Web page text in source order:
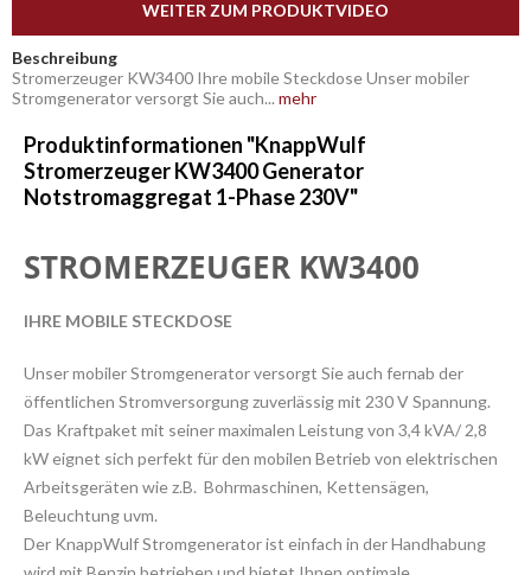
WEITER ZUM PRODUKTVIDEO
Beschreibung
Stromerzeuger KW3400 Ihre mobile Steckdose Unser mobiler
Stromgenerator versorgt Sie auch... mehr
Produktinformationen "KnappWulf
Stromerzeuger KW3400 Generator
Notstromaggregat 1-Phase 230V"
STROMERZEUGER KW3400
IHRE MOBILE STECKDOSE
Unser mobiler Stromgenerator versorgt Sie auch fernab der
öffentlichen Stromversorgung zuverlässig mit 230 V Spannung.
Das Kraftpaket mit seiner maximalen Leistung von 3,4 kVA/ 2,8
kW eignet sich perfekt für den mobilen Betrieb von elektrischen
Arbeitsgeräten wie z.B. Bohrmaschinen, Kettensägen,
Beleuchtung uvm.
Der KnappWulf Stromgenerator ist einfach in der Handhabung